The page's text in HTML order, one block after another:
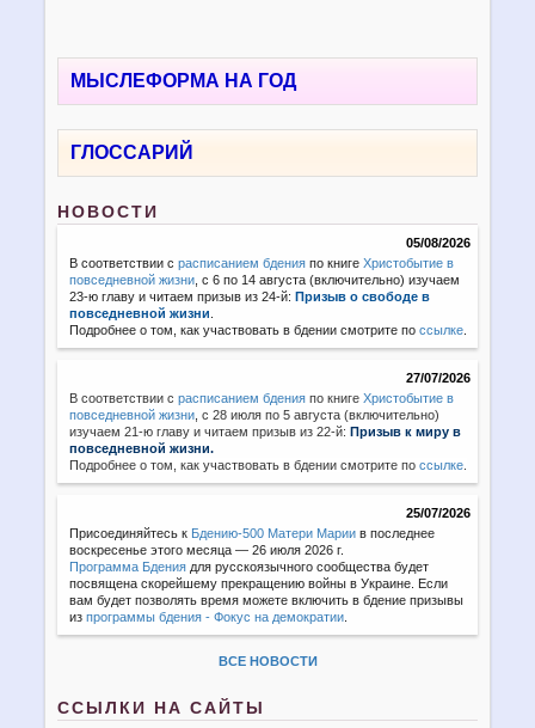
МЫСЛЕФОРМА НА ГОД
ГЛОССАРИЙ
НОВОСТИ
05/08/2026
В соответствии срасписанием бдения по книгеХристобытие в
повседневной жизни , с 6 по 14 августа (включительно) изучаем
23-ю главу и читаем призыв из 24-й:Призыв о свободе в
повседневной жизни
Подробнее о том, как участвовать в бдении смотрите поссылке
27/07/2026
В соответствии с расписанием бдения по книгеХристобытие в
повседневной жизни с 28 июля по 5 августа (включительно)
изучаем 21-ю главу и читаем призыв из 22-й:Призыв к миру в
повседневной жизни.
Подробнее о том, как участвовать в бдении смотрите поссылке
25/07/2026
Присоединяйтесь к Бдению-500 Матери Марии в последнее
воскресенье этого месяца — 26 июля 2026 г.
Программа Бдения для русскоязычного сообщества будет
посвящена скорейшему прекращению войны в Украине. Если
вам будет позволять время можете включить в бдение призывы
изпрограммы бдения - Фокус на демократии
ВСЕ НОВОСТИ
ССЫЛКИ НА САЙТЫ